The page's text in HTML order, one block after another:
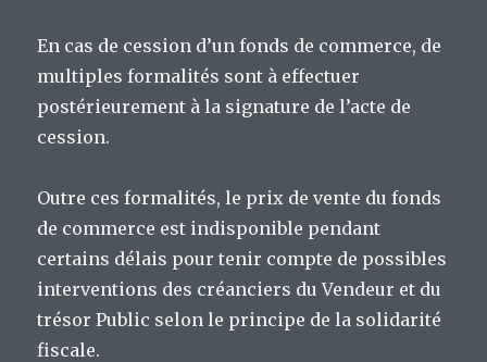
En cas de cession d’un fonds de commerce, de
multiples formalités sont à effectuer
postérieurement à la signature de l’acte de
cession.
Outre ces formalités, le prix de vente du fonds
de commerce est indisponible pendant
certains délais pour tenir compte de possibles
interventions des créanciers du Vendeur et du
trésor Public selon le principe de la solidarité
fiscale.